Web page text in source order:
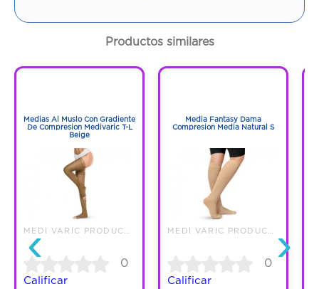
*Pesadez.
* Compresión graduada decreciente que
favorece el retorno venoso.
* Talón verdadero para mayor comodidad.
* Banda elástica de ajuste perfecto.
*Oclusión arterial aguda.
Productos similares
‹
Medias Al Muslo Con Gradiente
De Compresion Medivaric T-L
Beige
0
Calificar
Media Fantasy Dama
Compresion Media Natural S
0
Calificar
›